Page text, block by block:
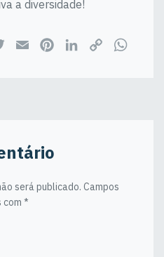
a diversidade!
Email PinterestLinkedIn
Copy
WhatsApp
será publicado. Campos
com *